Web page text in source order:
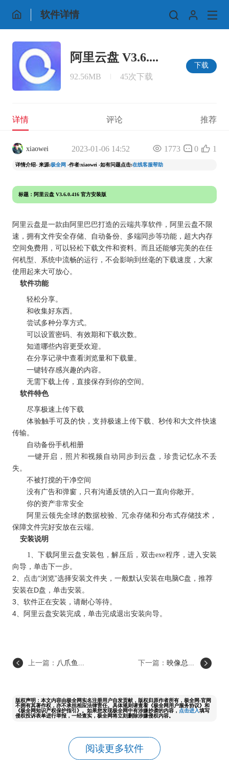
软件详情
阿里云盘 V3.6....
92.56MB 45次下载
下载
详情 评论 推荐
xiaowei 2023-01-06 14:52 1773 0 1
详情介绍- 来源:极全网 -作者:xiaowei -如有问题点击:在线客服帮助
标题：阿里云盘 V3.6.0.416 官方安装版
阿里云盘是一款由阿里巴巴打造的云端共享软件，阿里云盘不限
速，拥有文件安全存储、自动备份、多端同步等功能，超大内存
空间免费用，可以轻松下载文件和资料。而且还能够完美的在任
何机型、系统中流畅的运行，不会影响到丝毫的下载速度，大家
使用起来大可放心。
软件功能
轻松分享。
和收集好东西。
尝试多种分享方式。
可以设置密码、有效期和下载次数。
知道哪些内容更受欢迎。
在分享记录中查看浏览量和下载量。
一键转存感兴趣的内容。
无需下载上传，直接保存到你的空间。
软件特色
尽享极速上传下载
体验触手可及的快，支持极速上传下载、秒传和大文件快速
传输。
自动备份手机相册
一键开启，照片和视频自动同步到云盘，珍贵记忆永不丢
失。
不被打搅的干净空间
没有广告和弹窗，只有沟通反馈的入口一直向你敞开。
你的资产非常安全
阿里云领先全球的数据校验、冗余存储和分布式存储技术，
保障文件完好安放在云端。
安装说明
1、下载阿里云盘安装包，解压后，双击exe程序，进入安装
向导，单击下一步。
2、点击“浏览”选择安装文件夹，一般默认安装在电脑C盘，推荐
安装在D盘，单击安装。
3、软件正在安装，请耐心等待。
4、阿里云盘安装完成，单击完成退出安装向导。
上一篇： 八爪鱼... 下一篇：映像总...
版权声明：本文内容由极全网实名注册用户自发贡献，版权归原作者所有，极全网-官网
不拥有其著作权，亦不承担相应法律责任。具体规则请查看《极全网用户服务协议》和
《极全网知识产权保护指引》。如果您发现极全网中有涉嫌抄袭的内容， 点击进入填写
侵权投诉表单进行举报，一经查实，极全网将立刻删除涉嫌侵权内容。
阅读更多软件